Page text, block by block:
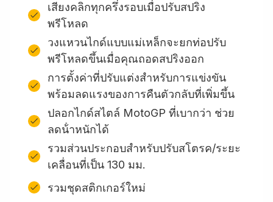
เสียงคลิกทุกครึ่งรอบเมื่อปรับสปริง
พรีโหลด
วงแหวนไกด์แบบแม่เหล็กจะยกท่อปรับ
พรีโหลดขึ้นเมื่อคุณถอดสปริงออก
การตั้งค่าที่ปรับแต่งสำหรับการแข่งขัน
พร้อมลดแรงของการคืนตัวกลับที่เพิ่มขึ้น
ปลอกไกด์สไตล์ MotoGP ที่เบากว่า ช่วย
ลดน้ําหนักได้
รวมส่วนประกอบสําหรับปรับสโตรค/ระยะ
เคลื่อนที่เป็น 130 มม.
รวมชุดสติกเกอร์ใหม่